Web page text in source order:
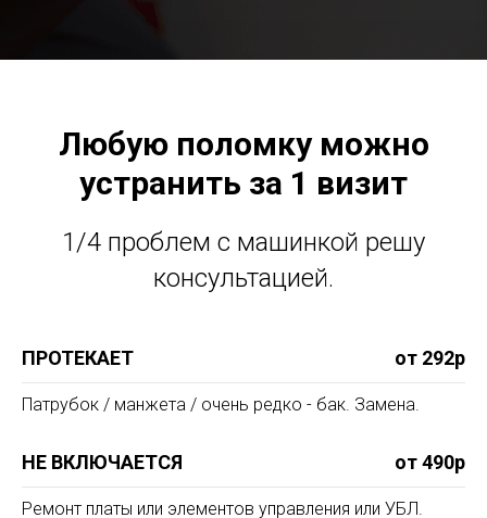
Любую поломку можно
устранить за 1 визит
1/4 проблем с машинкой решу
консультацией.
ПРОТЕКАЕТ от 292р
Патрубок / манжета / очень редко - бак. Замена.
НЕ ВКЛЮЧАЕТСЯ от 490р
Ремонт платы или элементов управления или УБЛ.